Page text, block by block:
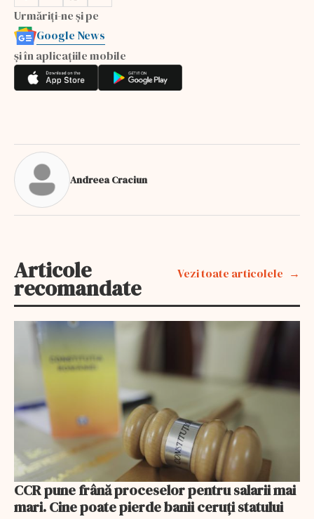
Urmăriți-ne și pe
Google News
și în aplicațiile mobile
Andreea Craciun
Articole
recomandate
Vezi toate articolele
CCR pune frână proceselor pentru salarii mai
mari. Cine poate pierde banii ceruți statului